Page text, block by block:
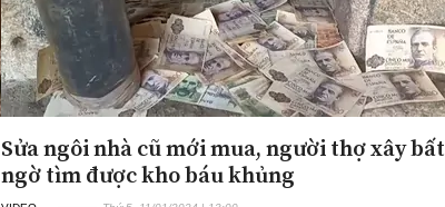
Sửa ngôi nhà cũ mới mua, người thợ xây bất
ngờ tìm được kho báu khủng